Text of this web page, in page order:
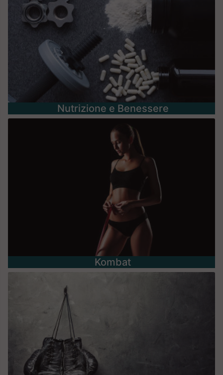
Nutrizione e Benessere
Kombat